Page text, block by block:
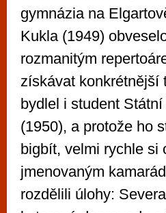
gymnázia na
Kukla (1949)
rozmanitým
získávat konkrétnější
bydlel i student
(1950), a protože ho
bigbít, velmi rychle si
jmenovaným
rozdělili úlohy: